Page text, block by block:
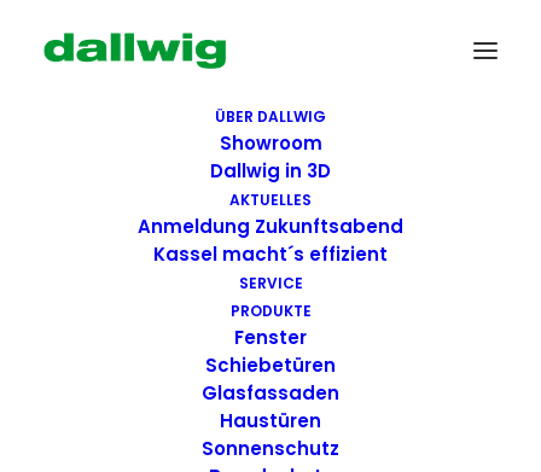
ÜBER DALLWIG
Showroom
Dallwig in 3D
AKTUELLES
Anmeldung Zukunftsabend
Kassel macht´s effizient
SERVICE
PRODUKTE
Fenster
Schiebetüren
Glasfassaden
Haustüren
Sonnenschutz
Wir suchen Dich!
Dallwig bietet